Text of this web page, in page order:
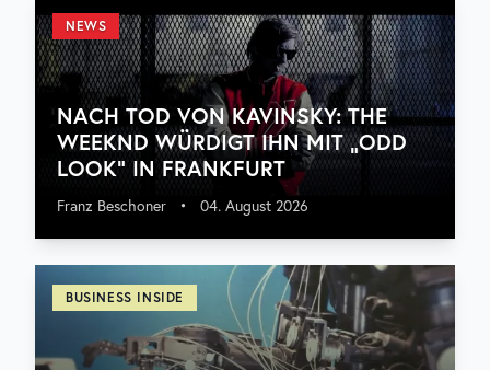
NEWS
NACH TOD VON KAVINSKY: THE
WEEKND WÜRDIGT IHN MIT „ODD
LOOK“ IN FRANKFURT
Franz Beschoner • 04. August 2026
BUSINESS INSIDE